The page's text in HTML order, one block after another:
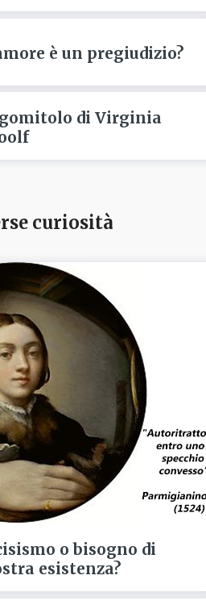
è un pregiudizio?
di Virginia
curiosità
o bisogno di
esistenza?